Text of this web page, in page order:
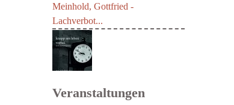
Meinhold, Gottfried -
Lachverbot...
Veranstaltungen